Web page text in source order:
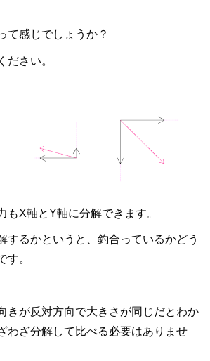
て感じでしょうか？
ださい。
もX軸とY軸に分解できます。
するかというと、釣合っているかどう
す。
きが反対方向で大きさが同じだとわか
わざ分解して比べる必要はありませ